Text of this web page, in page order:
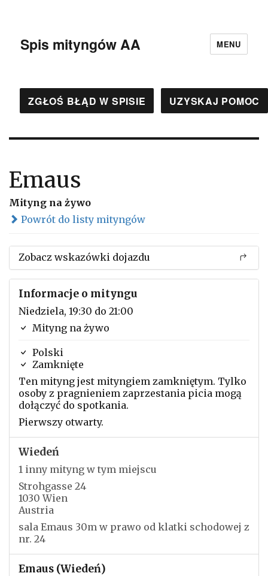
Spis mityngów AA MENU
ZGŁOŚ BŁĄD W SPISIE UZYSKAJ POMOC
Emaus
Mityng na żywo
Powrót do listy mityngów
Zobacz wskazówki dojazdu
Informacje o mityngu
Niedziela, 19:30 do 21:00
Mityng na żywo
Polski
Zamknięte
Ten mityng jest mityngiem zamkniętym. Tylko
osoby z pragnieniem zaprzestania picia mogą
dołączyć do spotkania.
Pierwszy otwarty.
Wiedeń
1 inny mityng w tym miejscu
Strohgasse 24
1030 Wien
Austria
sala Emaus 30m w prawo od klatki schodowej z
nr. 24
Emaus (Wiedeń)